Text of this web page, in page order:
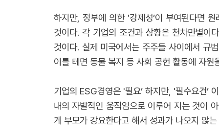
하지만, 정부에 의한 '강제성’이 부여된다면
것이다. 각 기업의 조건과 상황은 천차만별이
것이다. 실제 미국에서는 주주들 사이에서 규
이를 테면 동물 복지 등 사회 공헌 활동에 자
기업의 ESG경영은 '필요’ 하지만, '필수요건’
내의 자발적인 움직임으로 이루어 지는 것이
게 부모가 강요한다고 해서 성과가 나오지 않